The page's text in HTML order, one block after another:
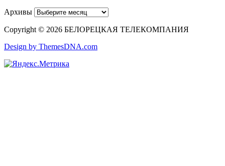
Архивы
Copyright © 2026 БЕЛОРЕЦКАЯ ТЕЛЕКОМПАНИЯ
Design by ThemesDNA.com